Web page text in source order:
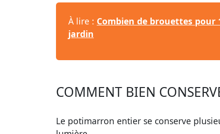
À lire : Combien de brouettes
jardin
COMMENT BIEN
Le potimarron entier se conserve